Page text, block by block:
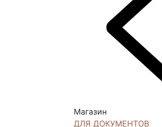
Магазин
ДЛЯ ДОКУМЕНТОВ